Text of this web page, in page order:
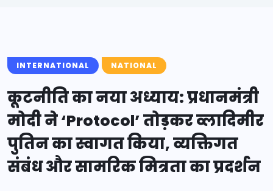
INTERNATIONAL NATIONAL
कूटनीति का नया अध्याय: प्रधानमंत्री
मोदी ने ‘Protocol’ तोड़कर व्लादिमीर
पुतिन का स्वागत किया, व्यक्तिगत
संबंध और सामरिक मित्रता का प्रदर्शन